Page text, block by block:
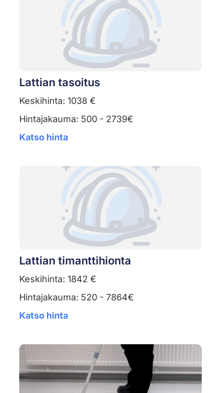
Lattian tasoitus
Keskihinta: 1038 €
Hintajakauma: 500 - 2739€
Katso hinta
Lattian timanttihionta
Keskihinta: 1842 €
Hintajakauma: 520 - 7864€
Katso hinta